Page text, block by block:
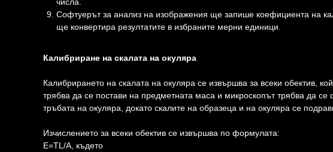
Софтуерът за анализ на изображения ще запише коефициента на
ще конвертира резултатите в избраните мерни единици.
Калибриране на скалата на окуляра
Калибрирането на скалата на окуляра се извършва за всеки обектив,
трябва да се постави на предметната маса и микроскопът трябва да
тръбата на окуляра, докато скалите на образеца и на окуляра се
Изчислението за всеки обектив се извършва по формулата:
Е=ТL/A, където